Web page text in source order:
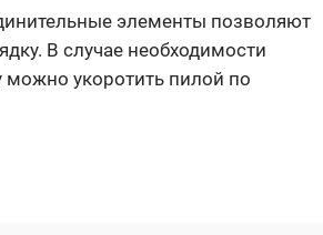
элементы позволяют
В случае необходимости
можно укоротить пилой по